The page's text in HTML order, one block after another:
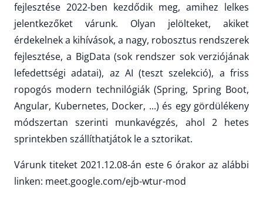
fejlesztése 2022-ben kezdődik meg, amihez lelkes
jelentkezőket várunk. Olyan jelölteket, akiket
érdekelnek a kihívások, a nagy, robosztus rendszerek
fejlesztése, a BigData (sok rendszer sok verziójának
lefedettségi adatai), az AI (teszt szelekció), a friss
ropogós modern technilógiák (Spring, Spring Boot,
Angular, Kubernetes, Docker, ...) és egy gördülékeny
módszertan szerinti munkavégzés, ahol 2 hetes
sprintekben szállíthatjátok le a sztorikat.
Várunk titeket 2021.12.08-án este 6 órakor az alábbi
linken: meet.google.com/ejb-wtur-mod